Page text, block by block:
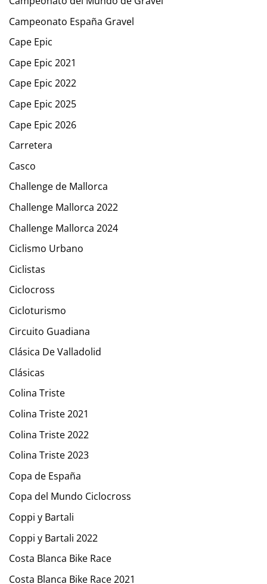
Campeonato España Gravel
Cape Epic
Cape Epic 2021
Cape Epic 2022
Cape Epic 2025
Cape Epic 2026
Carretera
Casco
Challenge de Mallorca
Challenge Mallorca 2022
Challenge Mallorca 2024
Ciclismo Urbano
Ciclistas
Ciclocross
Cicloturismo
Circuito Guadiana
Clásica De Valladolid
Clásicas
Colina Triste
Colina Triste 2021
Colina Triste 2022
Colina Triste 2023
Copa de España
Copa del Mundo Ciclocross
Coppi y Bartali
Coppi y Bartali 2022
Costa Blanca Bike Race
Costa Blanca Bike Race 2021